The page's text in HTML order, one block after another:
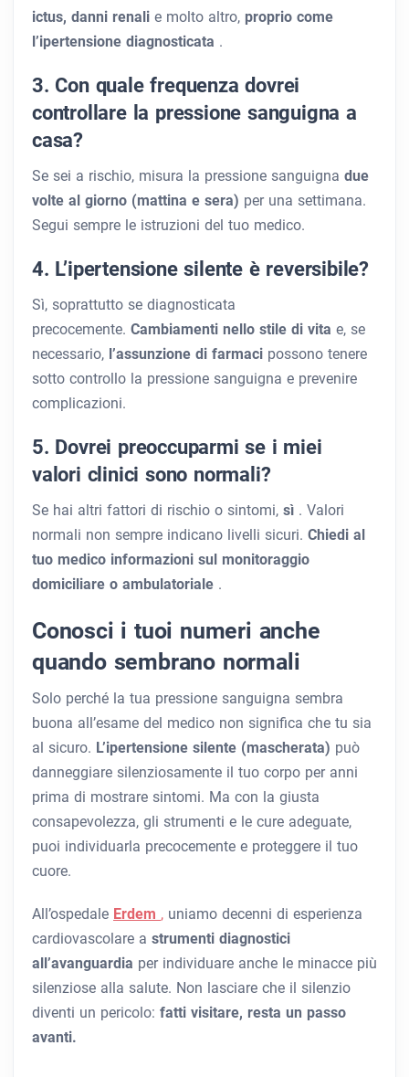
ictus, danni renali e molto altro, proprio come
l’ipertensione diagnosticata .
3. Con quale frequenza dovrei
controllare la pressione sanguigna a
casa?
Se sei a rischio, misura la pressione sanguigna due
volte al giorno (mattina e sera) per una settimana.
Segui sempre le istruzioni del tuo medico.
4. L’ipertensione silente è reversibile?
Sì, soprattutto se diagnosticata
precocemente. Cambiamenti nello stile di vita e, se
necessario, l’assunzione di farmaci possono tenere
sotto controllo la pressione sanguigna e prevenire
complicazioni.
5. Dovrei preoccuparmi se i miei
valori clinici sono normali?
Se hai altri fattori di rischio o sintomi, sì . Valori
normali non sempre indicano livelli sicuri. Chiedi al
tuo medico informazioni sul monitoraggio
domiciliare o ambulatoriale .
Conosci i tuoi numeri anche
quando sembrano normali
Solo perché la tua pressione sanguigna sembra
buona all’esame del medico non significa che tu sia
al sicuro. L’ipertensione silente (mascherata) può
danneggiare silenziosamente il tuo corpo per anni
prima di mostrare sintomi. Ma con la giusta
consapevolezza, gli strumenti e le cure adeguate,
puoi individuarla precocemente e proteggere il tuo
cuore.
All’ospedale Erdem , uniamo decenni di esperienza
cardiovascolare a strumenti diagnostici
all’avanguardia per individuare anche le minacce più
silenziose alla salute. Non lasciare che il silenzio
diventi un pericolo: fatti visitare, resta un passo
avanti.